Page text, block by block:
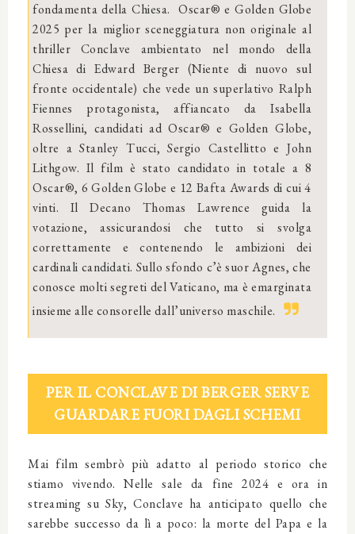
fondamenta della Chiesa. Oscar® e Golden Globe
2025 per la miglior sceneggiatura non originale al
thriller Conclave ambientato nel mondo della
Chiesa di Edward Berger (Niente di nuovo sul
fronte occidentale) che vede un superlativo Ralph
Fiennes protagonista, affiancato da Isabella
Rossellini, candidati ad Oscar® e Golden Globe,
oltre a Stanley Tucci, Sergio Castellitto e John
Lithgow. Il film è stato candidato in totale a 8
Oscar®, 6 Golden Globe e 12 Bafta Awards di cui 4
vinti. Il Decano Thomas Lawrence guida la
votazione, assicurandosi che tutto si svolga
correttamente e contenendo le ambizioni dei
cardinali candidati. Sullo sfondo c’è suor Agnes, che
conosce molti segreti del Vaticano, ma è emarginata
insieme alle consorelle dall’universo maschile.
PER IL CONCLAVE DI BERGER SERVE
GUARDARE FUORI DAGLI SCHEMI
Mai film sembrò più adatto al periodo storico che
stiamo vivendo. Nelle sale da fine 2024 e ora in
streaming su Sky, Conclave ha anticipato quello che
sarebbe successo da lì a poco: la morte del Papa e la